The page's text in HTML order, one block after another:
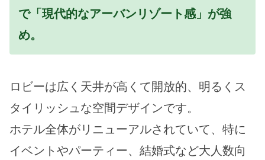
で「現代的なアーバンリゾート感」が強
め。
ロビーは広く天井が高くて開放的、明るくス
タイリッシュな空間デザインです。
ホテル全体がリニューアルされていて、特に
イベントやパーティー、結婚式など大人数向